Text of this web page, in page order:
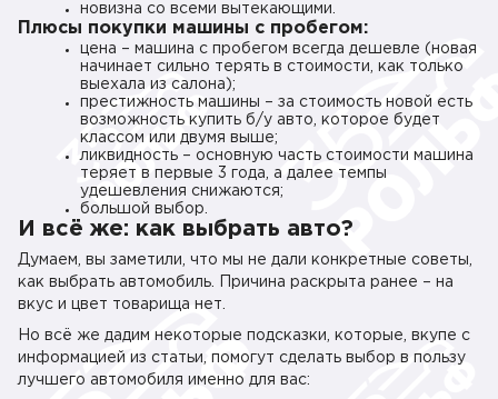
новизна со всеми вытекающими.
Плюсы покупки машины с пробегом:
цена – машина с пробегом всегда дешевле (новая
начинает сильно терять в стоимости, как только
выехала из салона);
престижность машины – за стоимость новой есть
возможность купить б/у авто, которое будет
классом или двумя выше;
ликвидность – основную часть стоимости машина
теряет в первые 3 года, а далее темпы
удешевления снижаются;
большой выбор.
И всё же: как выбрать авто?
Думаем, вы заметили, что мы не дали конкретные советы,
как выбрать автомобиль. Причина раскрыта ранее – на
вкус и цвет товарища нет.
Но всё же дадим некоторые подсказки, которые, вкупе с
информацией из статьи, помогут сделать выбор в пользу
лучшего автомобиля именно для вас: